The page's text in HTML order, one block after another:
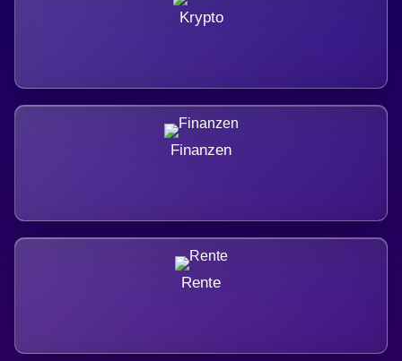
Krypto
Finanzen
Rente